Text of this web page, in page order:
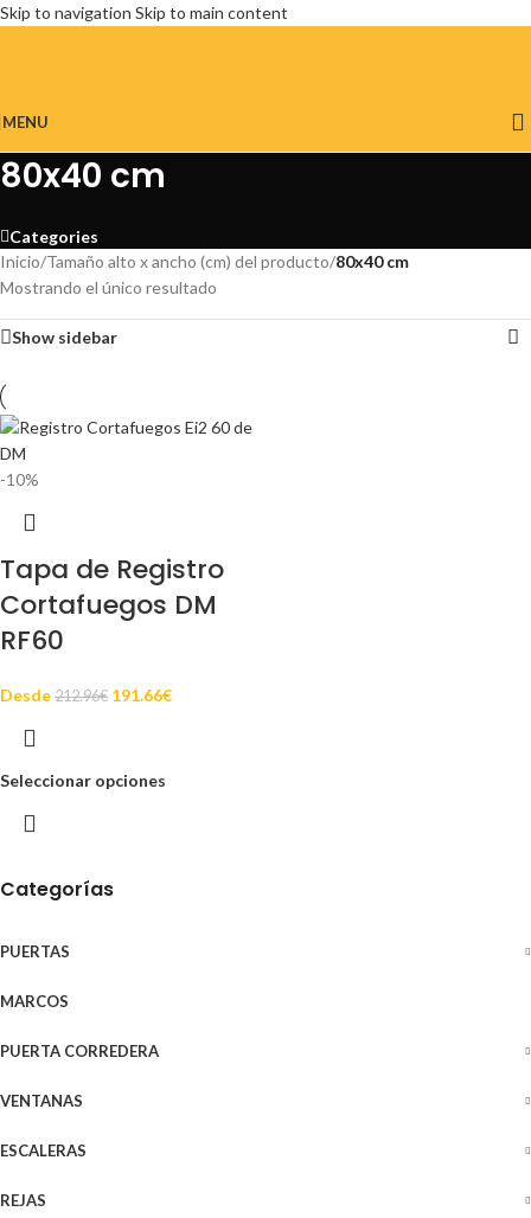
Skip to navigation Skip to main content
MENU
80x40 cm
Categories
Categorías
PUERTAS
MARCOS
PUERTA CORREDERA
VENTANAS
ESCALERAS
REJAS
Inicio/Tamaño alto x ancho (cm) del producto/80x40 cm
Mostrando el único resultado
Show sidebar
-10%
Tapa de Registro
Cortafuegos DM
RF60
Desde 212.96€ 191.66€
Seleccionar opciones